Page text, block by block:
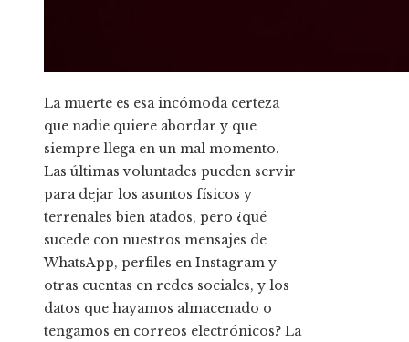
La muerte es esa incómoda certeza
que nadie quiere abordar y que
siempre llega en un mal momento.
Las últimas voluntades pueden servir
para dejar los asuntos físicos y
terrenales bien atados, pero ¿qué
sucede con nuestros mensajes de
WhatsApp, perfiles en Instagram y
otras cuentas en redes sociales, y los
datos que hayamos almacenado o
tengamos en correos electrónicos? La